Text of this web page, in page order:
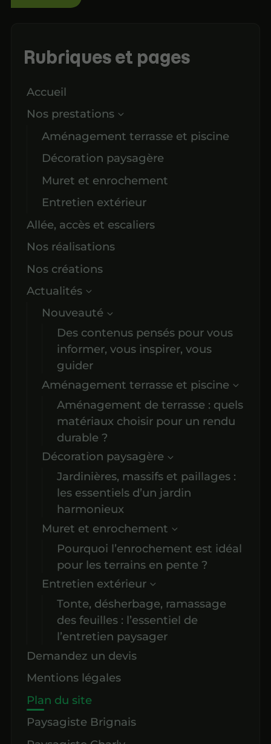
Rubriques et pages
Accueil
Nos prestations
Aménagement terrasse et piscine
Décoration paysagère
Muret et enrochement
Entretien extérieur
Allée, accès et escaliers
Nos réalisations
Nos créations
Actualités
Nouveauté
Des contenus pensés pour vous
informer, vous inspirer, vous
guider
Aménagement terrasse et piscine
Aménagement de terrasse : quels
matériaux choisir pour un rendu
durable ?
Décoration paysagère
Jardinières, massifs et paillages :
les essentiels d’un jardin
harmonieux
Muret et enrochement
Pourquoi l’enrochement est idéal
pour les terrains en pente ?
Entretien extérieur
Tonte, désherbage, ramassage
des feuilles : l’essentiel de
l’entretien paysager
Demandez un devis
Mentions légales
Plan du site
Paysagiste Brignais